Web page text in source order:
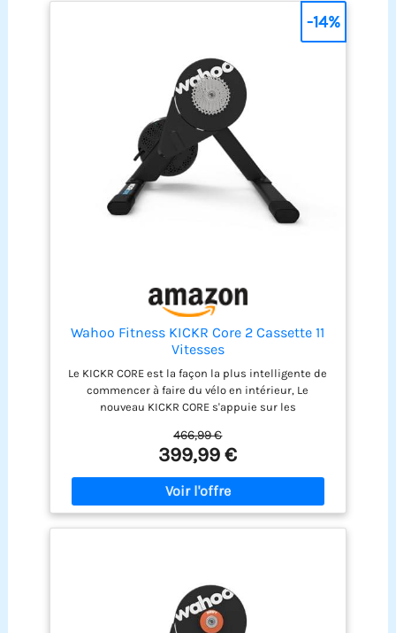
Wahoo Fitness KICKR Core 2 Cassette 11
Vitesses
Le KICKR CORE est la façon la plus intelligente de
commencer à faire du vélo en intérieur, Le
nouveau KICKR CORE s'appuie sur les
introduit une configuration plus rapide et plus
facile, une meilleure connectivité et l'ajout de
fonctionnalités clés de l'écosystème KICKR Le
KICKR CORE est la façon la plus intelligente de
commencer à faire du vélo en intérieur SENSATION
DE PÉDALAGE LÉGENDAIRE KICKR : Le KICKR CORE
CONFIGURATION SIMPLE ET CONDUITE STABLE,
CONNECTÉ ET SOUS CONTRÔLE : Le WiFi intégré
permet un appairage plus rapide et des mises à
466,99 €
399,99 €
-14%